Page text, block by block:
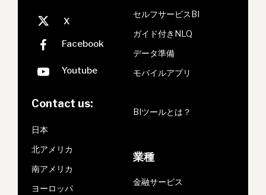
Contact us:
日本
北アメリカ
南アメリカ
ヨーロッパ
セルフサービスBI
ガイド付きNLQ
データ準備
モバイルアプリ
BIツールとは？
業種
金融サービス